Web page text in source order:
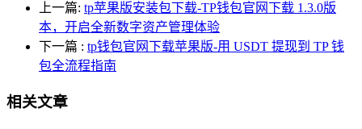
上一篇: tp苹果版安装包下载-TP钱包官网下载 1.3.0版
本，开启全新数字资产管理体验
下一篇 : tp钱包官网下载苹果版-用 USDT 提现到 TP 钱
包全流程指南
相关文章